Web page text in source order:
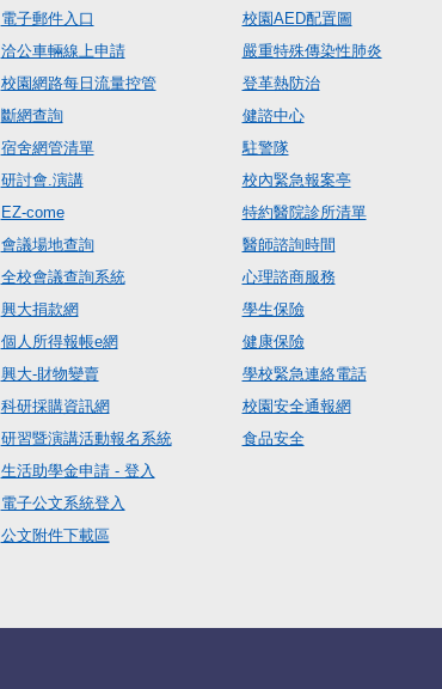
電子郵件入口
洽公車輛線上申請
校園網路每日流量控管
斷網查詢
宿舍網管清單
研討會.演講
EZ-come
會議場地查詢
全校會議查詢系統
興大捐款網
個人所得報帳e網
興大-財物變賣
科研採購資訊網
研習暨演講活動報名系統
生活助學金申請 - 登入
電子公文系統登入
公文附件下載區
校園AED配置圖
嚴重特殊傳染性肺炎
登革熱防治
健諮中心
駐警隊
校內緊急報案亭
特約醫院診所清單
醫師諮詢時間
心理諮商服務
學生保險
健康保險
學校緊急連絡電話
校園安全通報網
食品安全